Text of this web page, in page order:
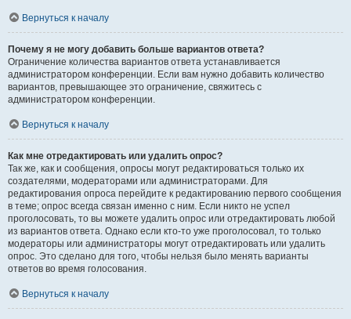
Вернуться к началу
Почему я не могу добавить больше вариантов ответа?
Ограничение количества вариантов ответа устанавливается
администратором конференции. Если вам нужно добавить количество
вариантов, превышающее это ограничение, свяжитесь с
администратором конференции.
Вернуться к началу
Как мне отредактировать или удалить опрос?
Так же, как и сообщения, опросы могут редактироваться только их
создателями, модераторами или администраторами. Для
редактирования опроса перейдите к редактированию первого сообщения
в теме; опрос всегда связан именно с ним. Если никто не успел
проголосовать, то вы можете удалить опрос или отредактировать любой
из вариантов ответа. Однако если кто-то уже проголосовал, то только
модераторы или администраторы могут отредактировать или удалить
опрос. Это сделано для того, чтобы нельзя было менять варианты
ответов во время голосования.
Вернуться к началу